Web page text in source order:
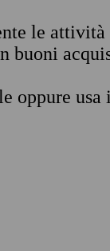
le attività
buoni
oppure usa